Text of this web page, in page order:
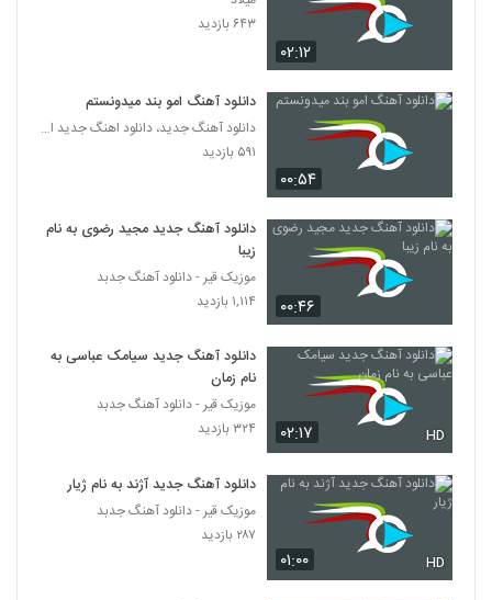
دانلود آهنگ دیوونتم از محسن رفیعیان به
همراه متن ترانه
۶۹۵ بازدید
موزیک زیبای آشنای غریب از کیان بابان زاده
آهنگ فال یلدا از احمد هادی(پاپ)
دانلود آهنگ جدید و زیبای رسول شعبانی با نام
قصه یلدا
۶۲۰ بازدید
دانلود آهنگ زمستون از رضا بیجاری
372
آهنگ بابک جهانبخش بنام شیدایی
373
موزیک زیبای دیدی عاشقم شدی از مجتبی شاه
علی
۱,۴۳۰ بازدید
۰۲:۱۲
۶۴۳ بازدید
۰۰:۵۴
دانلود آهنگ امو بند میدونستم
دانلود آهنگ جدید، دانلود اهنگ جدید ایرانی
۵۹۱ بازدید
۰۰:۴۶
دانلود آهنگ جدید مجید رضوی به نام
زیبا
موزیک قیر - دانلود آهنگ جدبد
۱,۱۱۴ بازدید
۰۲:۱۷ HD
دانلود آهنگ جدید سیامک عباسی به
نام زمان
موزیک قیر - دانلود آهنگ جدبد
۳۲۴ بازدید
۰۱:۰۰ HD
دانلود آهنگ جدید آژند به نام ژیار
موزیک قیر - دانلود آهنگ جدبد
۲۸۷ بازدید